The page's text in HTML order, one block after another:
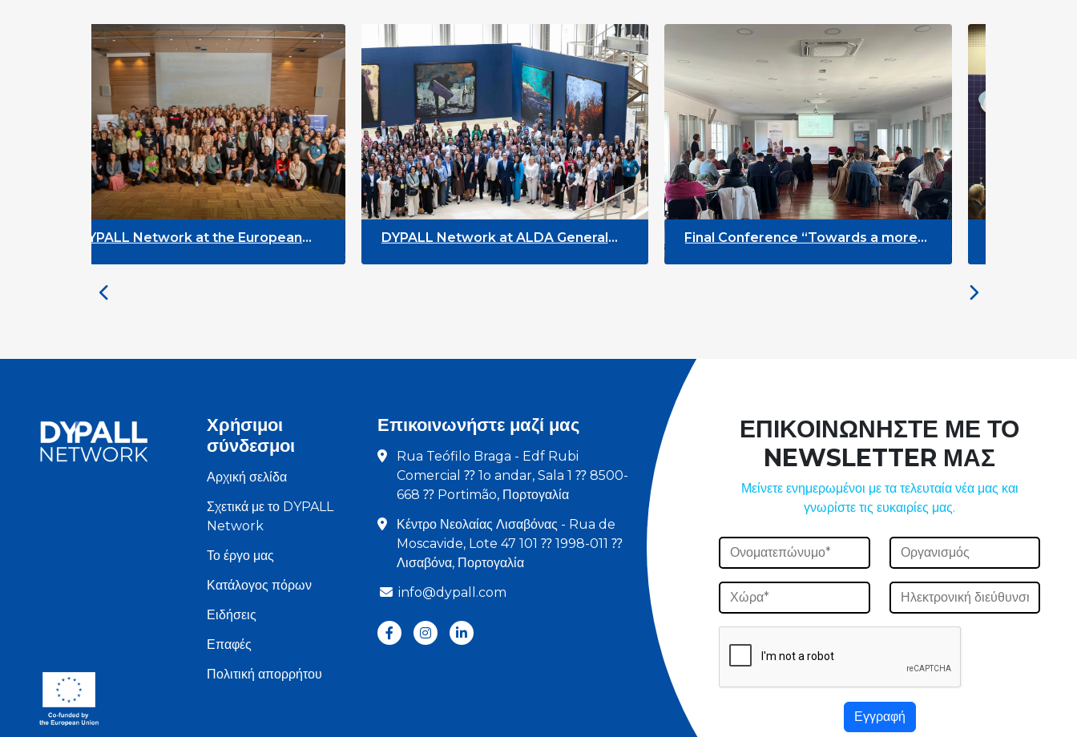
the European
DYPALL Network at ALDA General
Final Conference “Towards a more
youth-oriented society – starting
from a meaningful youth
Ευρωπαϊκή διάσκεψη «HUMAN» για τα
τεχνητής νοημοσύνης
Χρήσιμοι
σύνδεσμοι
Αρχική σελίδα
Σχετικά με το DYPALL
Network
Το έργο μας
Κατάλογος πόρων
Ειδήσεις
Επαφές
Πολιτική απορρήτου
Επικοινωνήστε μαζί μας
Rua Teófilo Braga - Edf Rubi
Comercial ⁇ 1o andar, Sala 1 ⁇ 8500-
668 ⁇ Portimão, Πορτογαλία
Κέντρο Νεολαίας Λισαβόνας - Rua de
Moscavide, Lote 47 101 ⁇ 1998-011 ⁇
Λισαβόνα, Πορτογαλία
info@dypall.com
ΕΠΙΚΟΙΝΩΝΗΣΤΕ ΜΕ ΤΟ
NEWSLETTER ΜΑΣ
Μείνετε ενημερωμένοι με τα τελευταία νέα μας και
γνωρίστε τις ευκαιρίες μας.